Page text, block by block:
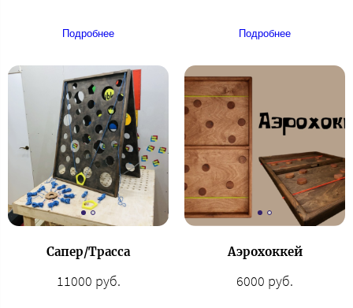
Подробнее Подробнее
Сапер/Трасса
11000 руб.
Аэрохоккей
6000 руб.